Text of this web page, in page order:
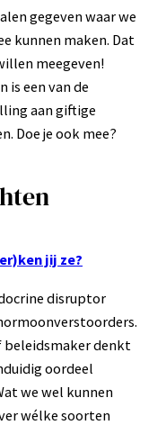
gegeven waar we
kunnen maken. Dat
meegeven!
is een van de
aan giftige
Doe je ook mee?
jij ze?
disruptor
beleidsmaker denkt
oordeel
we wel kunnen
wélke soorten